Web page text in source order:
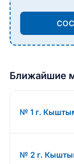
Ближайшие
№ 1 г.
№ 2 г.